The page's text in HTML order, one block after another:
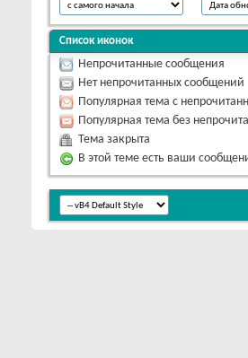
Список иконок
Непрочитанные сообщения
Нет непрочитанных сообщений
Популярная тема с
Популярная тема без
Тема закрыта
В этой теме есть ваши